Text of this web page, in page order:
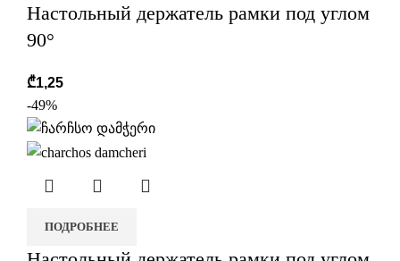
Настольный держатель рамки под углом
90°
₾1,25
-49%
ПОДРОБНЕЕ